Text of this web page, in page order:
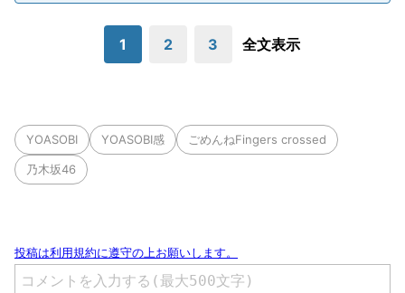
1 2 3 全文表示
YOASOBI YOASOBI感 ごめんねFingers crossed
乃木坂46